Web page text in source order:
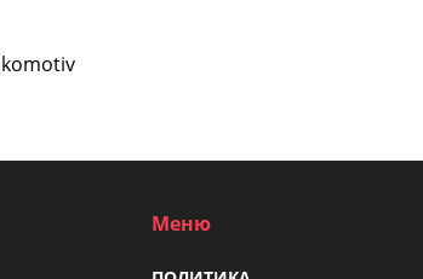
Меню